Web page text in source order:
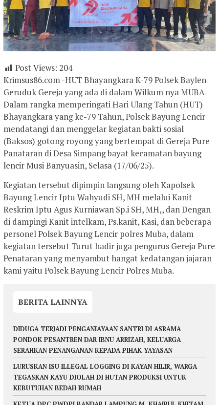
Post Views: 204
Krimsus86.com -HUT Bhayangkara K-79 Polsek Baylen
Geruduk Gereja yang ada di dalam Wilkum nya MUBA-
Dalam rangka memperingati Hari Ulang Tahun (HUT)
Bhayangkara yang ke-79 Tahun, Polsek Bayung Lencir
mendatangi dan menggelar kegiatan bakti sosial
(Baksos) gotong royong yang bertempat di Gereja Pure
Panataran di Desa Simpang bayat kecamatan bayung
lencir Musi Banyuasin, Selasa (17/06/25).
Kegiatan tersebut dipimpin langsung oleh Kapolsek
Bayung Lencir Iptu Wahyudi SH, MH melalui Kanit
Reskrim Iptu Agus Kurniawan Sp.i SH, MH,, dan Dengan
di dampingi Kanit intelkam, Ps.kanit, Kasi, dan beberapa
personel Polsek Bayung Lencir polres Muba, dalam
kegiatan tersebut Turut hadir juga pengurus Gereja Pure
Penataran yang menyambut hangat kedatangan jajaran
kami yaitu Polsek Bayung Lencir Polres Muba.
BERITA LAINNYA
DIDUGA TERJADI PENGANIAYAAN SANTRI DI ASRAMA
PONDOK PESANTREN DAR IBNU ARRIZAH, KELUARGA
SERAHKAN PENANGANAN KEPADA PIHAK YAYASAN
LURUSKAN ISU ILLEGAL LOGGING DI KAYAN HILIR, WARGA
TEGASKAN KAYU DIOLAH DI HUTAN PRODUKSI UNTUK
KEBUTUHAN BEDAH RUMAH